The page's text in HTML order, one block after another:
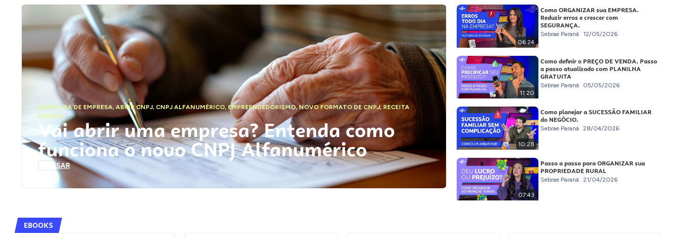
ABERTURA DE EMPRESA,ABRIR CNPJ, CNPJ ALFANUMÉRICO, EMPREENDEDORISMO,NOVO FORMATO DE CNPJ,RECEITA
FEDERAL
Vai abrir uma empresa? Entenda como
funciona o novo CNPJ Alfanumérico
ACESSAR
06:24
Como ORGANIZAR sua EMPRESA.
Reduzir erros e crescer com
SEGURANÇA.
Sebrae Paraná 12/05/2026
11:20
Como definir o PREÇO DE VENDA. Passo
a passo atualizado com PLANILHA
GRATUITA
Sebrae Paraná 05/05/2026
10:28
Como planejar a SUCESSÃO FAMILIAR
do NEGÓCIO.
Sebrae Paraná 28/04/2026
07:43
Passo a passo para ORGANIZAR sua
PROPRIEDADE RURAL
Sebrae Paraná 21/04/2026
EBOOKS